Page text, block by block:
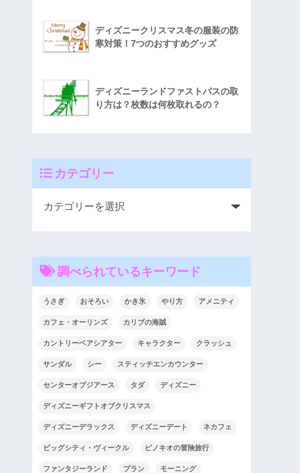
ディズニークリスマス冬の服装の防
寒対策！7つのおすすめグッズ
ディズニーランドファストパスの取
り方は？枚数は何枚取れるの？
カテゴリー
調べられているキーワード
うさぎ おそろい かき氷 やり方 アメニティ
カフェ・オーリンズ カリブの海賊
カントリーベアシアター キャラクター クラッシュ
サンダル シー スティッチエンカウンター
センターオブジアース タダ ディズニー
ディズニーギフトオブクリスマス
ディズニーデラックス ディズニーデート ネカフェ
ビッグシティ・ヴィークル ピノキオの冒険旅行
ファンタジーランド プラン モーニング